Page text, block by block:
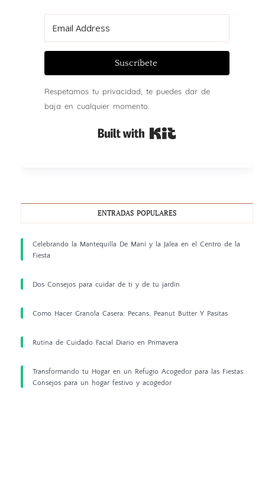
Suscríbete
Respetamos tu privacidad, te puedes dar de
baja en cualquier momento.
ENTRADAS POPULARES
Celebrando la Mantequilla De Maní y la Jalea en el Centro de la
Fiesta
Dos Consejos para cuidar de ti y de tu jardín
Como Hacer Granola Casera: Pecans, Peanut Butter Y Pasitas
Rutina de Cuidado Facial Diario en Primavera
Transformando tu Hogar en un Refugio Acogedor para las Fiestas:
Consejos para un hogar festivo y acogedor